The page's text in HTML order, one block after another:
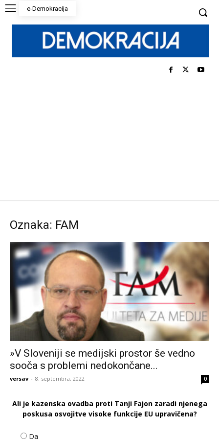
e-Demokracija
Oznaka: FAM
»V Sloveniji se medijski prostor še vedno
sooča s problemi nedokončane...
versav - 8. septembra, 2022 0
Ali je kazenska ovadba proti Tanji Fajon zaradi njenega
poskusa osvojitve visoke funkcije EU upravičena?
Da